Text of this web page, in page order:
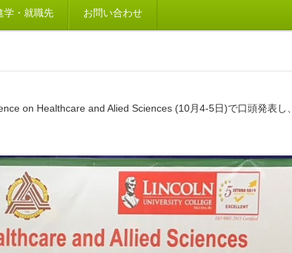
学・就職先 お問い合わせ
on Healthcare and Alied Sciences (10月4-5日)で口頭発表し、